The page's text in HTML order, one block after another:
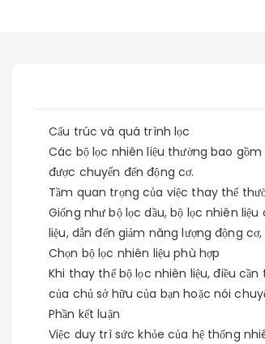
Cấu trúc và quá trình lọc
Các bộ lọc nhiên liệu thường bao
được chuyển đến động cơ.
Tầm quan trọng của việc thay thế
Giống như bộ lọc dầu, bộ lọc nhiên
liệu, dẫn đến giảm năng lượng động
Chọn bộ lọc nhiên liệu phù hợp
Khi thay thế bộ lọc nhiên liệu, điều
của chủ sở hữu của bạn hoặc nói
Phần kết luận
Việc duy trì sức khỏe của hệ thống